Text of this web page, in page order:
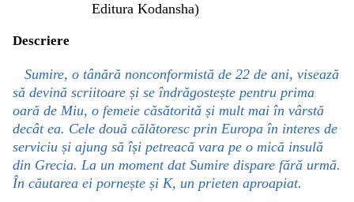
Editura Kodansha)
Descriere
Sumire, o tânără nonconformistă de 22 de ani, visează
să devină scriitoare și se îndrăgostește pentru prima
oară de Miu, o femeie căsătorită și mult mai în vârstă
decât ea. Cele două călătoresc prin Europa în interes de
serviciu și ajung să își petreacă vara pe o mică insulă
din Grecia. La un moment dat Sumire dispare fără urmă.
În căutarea ei pornește și K, un prieten aproapiat.